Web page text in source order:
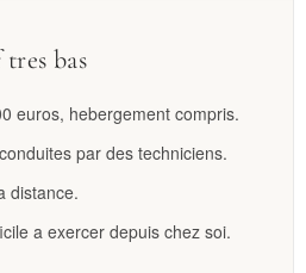
bas
euros, hebergement compris.
par des techniciens.
distance.
a exercer depuis chez soi.